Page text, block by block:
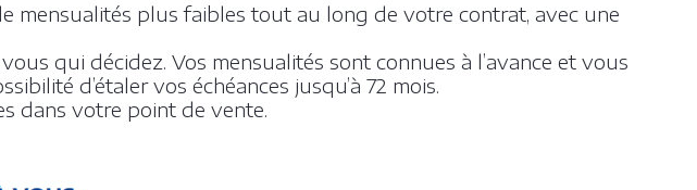
mensualités plus faibles tout au long de votre contrat, avec une
vous qui décidez. Vos mensualités sont connues à l’avance et vous
d’étaler vos échéances jusqu’à 72 mois.
dans votre point de vente.